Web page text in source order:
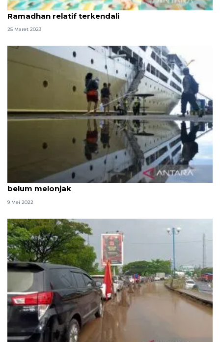
Gubernur Sulsel: Harga bahan pokok awal
Ramadhan relatif terkendali
25 Maret 2023
Pelni: Puncak arus balik di Pelabuhan Makassar
belum melonjak
9 Mei 2022